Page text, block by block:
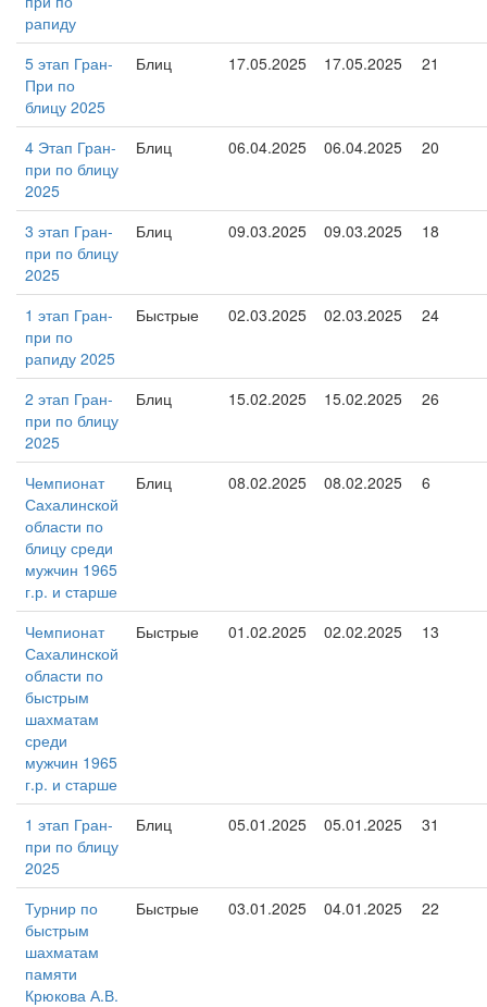
рапиду
5 этап Гран-
При по
блицу 2025
Блиц 17.05.2025 17.05.2025 21
4 Этап Гран-
при по блицу
2025
Блиц 06.04.2025 06.04.2025 20
3 этап Гран-
при по блицу
2025
Блиц 09.03.2025 09.03.2025 18
1 этап Гран-
при по
рапиду 2025
Быстрые 02.03.2025 02.03.2025 24
2 этап Гран-
при по блицу
2025
Блиц 15.02.2025 15.02.2025 26
Чемпионат
Сахалинской
области по
блицу среди
мужчин 1965
г.р. и старше
Блиц 08.02.2025 08.02.2025 6
Чемпионат
Сахалинской
области по
быстрым
шахматам
среди
мужчин 1965
г.р. и старше
Быстрые 01.02.2025 02.02.2025 13
1 этап Гран-
при по блицу
2025
Блиц 05.01.2025 05.01.2025 31
Турнир по
быстрым
шахматам
памяти
Крюкова А.В.
Быстрые 03.01.2025 04.01.2025 22